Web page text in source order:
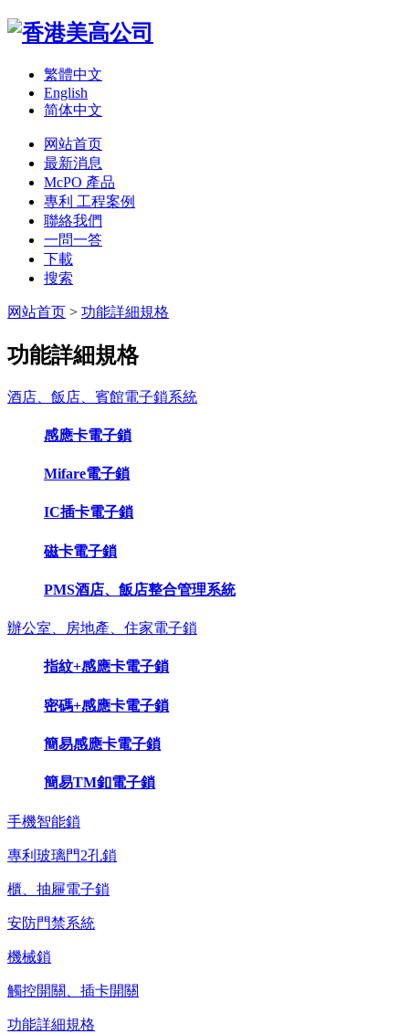
繁體中文
English
简体中文
网站首页
最新消息
McPO 產品
專利 工程案例
聯絡我們
一問一答
下載
搜索
网站首页 > 功能詳細規格
功能詳細規格
酒店、飯店、賓館電子鎖系統
感應卡電子鎖
Mifare電子鎖
IC插卡電子鎖
磁卡電子鎖
PMS酒店、飯店整合管理系統
辦公室、房地產、住家電子鎖
指紋+感應卡電子鎖
密碼+感應卡電子鎖
簡易感應卡電子鎖
簡易TM釦電子鎖
手機智能鎖
專利玻璃門2孔鎖
櫃、抽屜電子鎖
安防門禁系統
機械鎖
觸控開關、插卡開關
功能詳細規格